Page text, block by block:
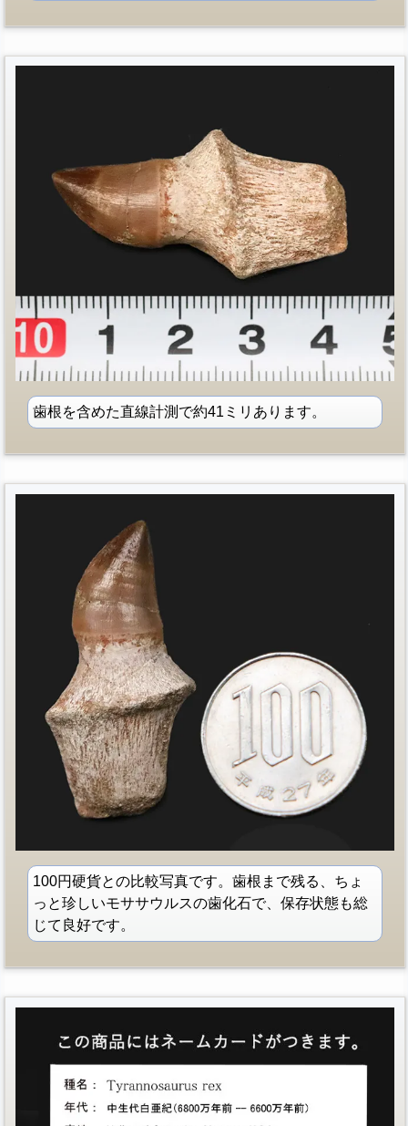
歯根を含めた直線計測で約41ミリあります。
100円硬貨との比較写真です。歯根まで残る、ちょ
っと珍しいモササウルスの歯化石で、保存状態も総
じて良好です。